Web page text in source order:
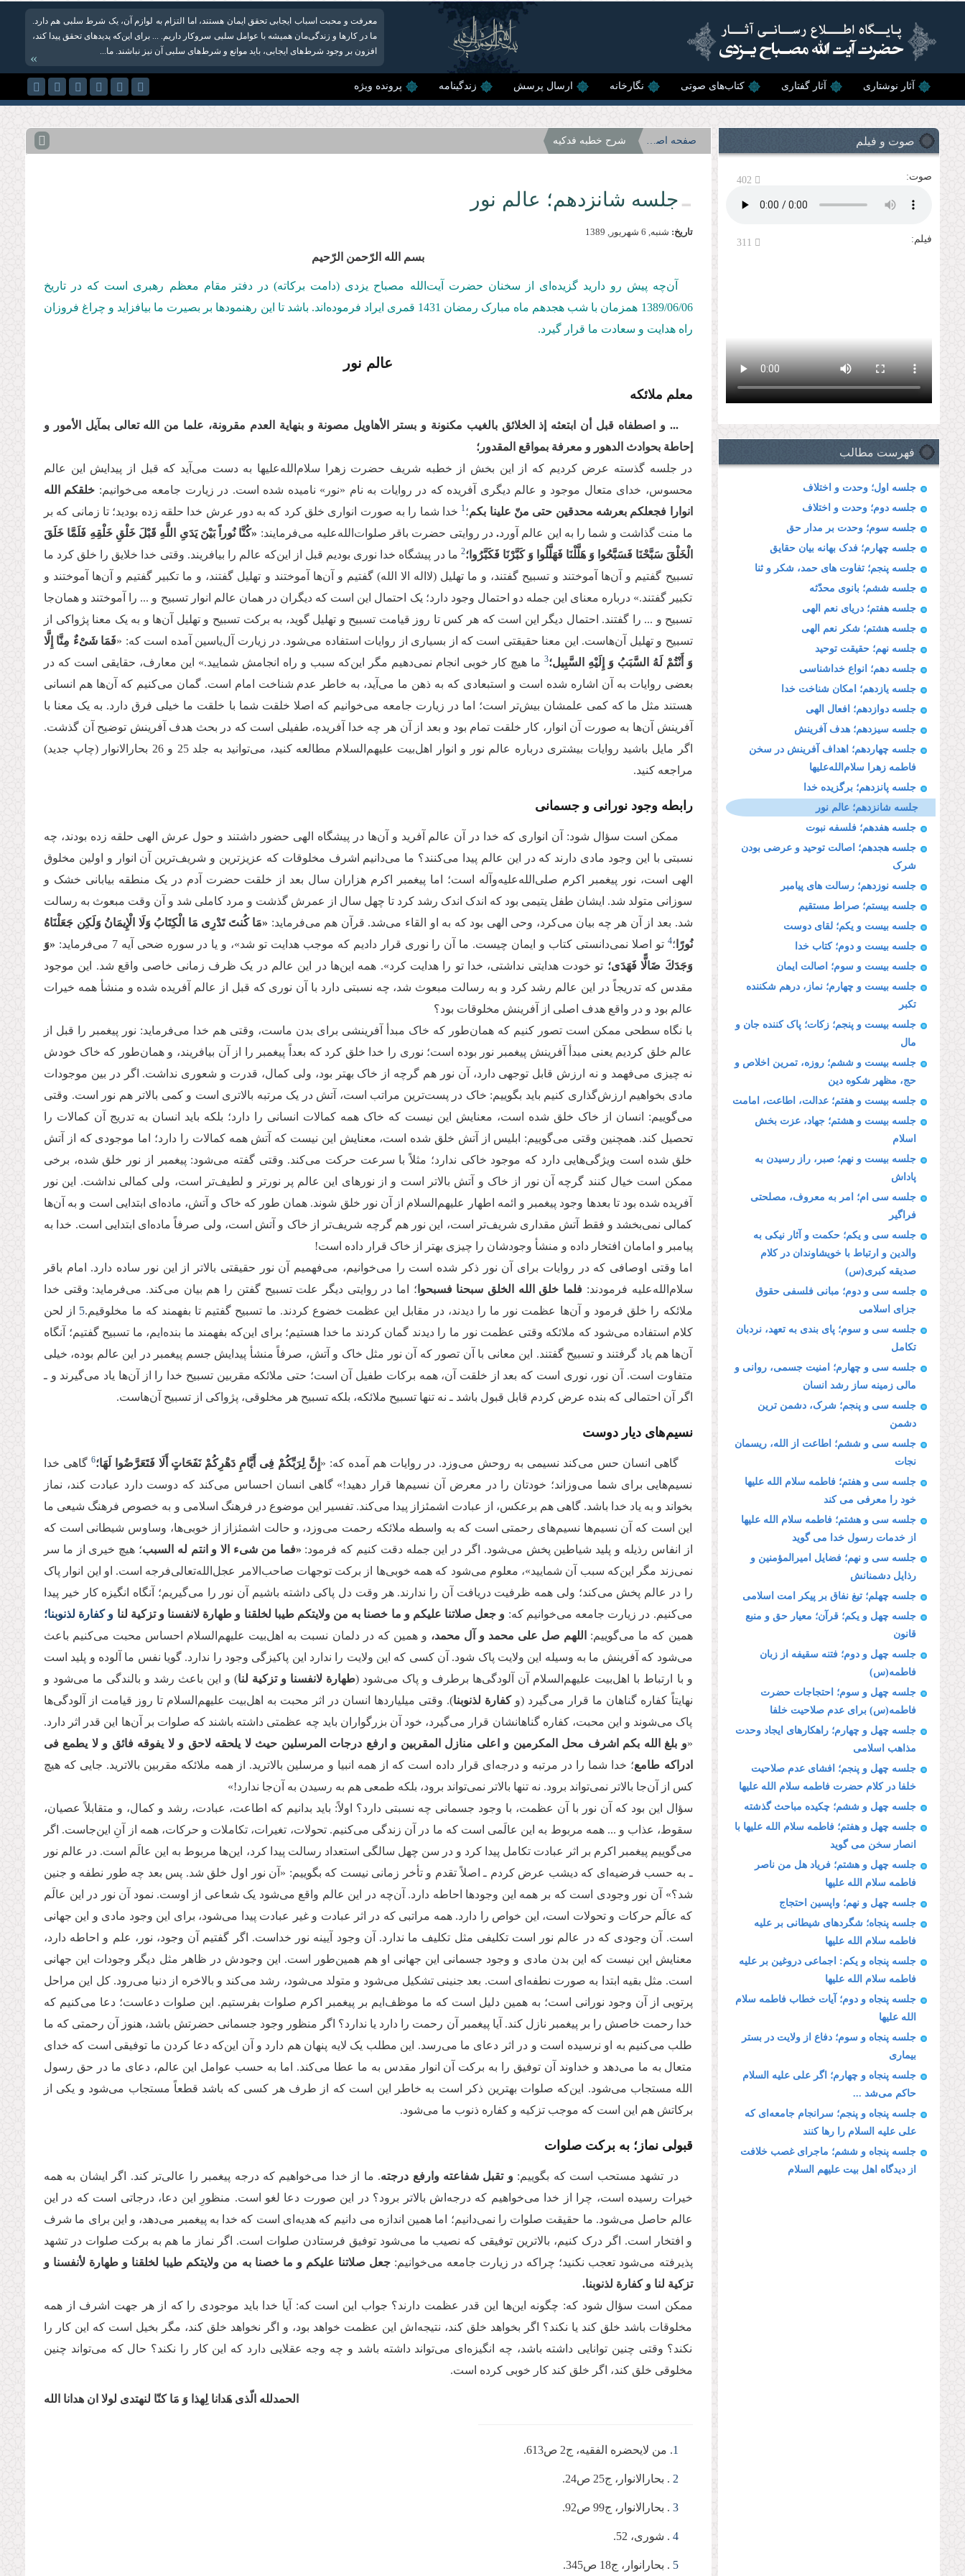
معرفت و محبت اسباب ایجابی تحقق ایمان هستند، اما التزام به لوازم آن، یک شرط سلبی هم دارد.
ما در کارها و زندگی‌مان همیشه با عوامل سلبی سروکار داریم. ... برای این‌که پدیدهای تحقق پیدا کند،
افزون بر وجود شرط‌های ایجابی، باید موانع و شرط‌های سلبی آن نیز نباشند. ما...
»
آثار نوشتاری آثار گفتاری کتاب‌های صوتی نگارخانه ارسال پرسش زندگینامه پرونده ویژه
صوت و فیلم
صوت:
فیلم:
فهرست مطالب
جلسه اول؛ وحدت و اختلاف
جلسه دوم؛ وحدت و اختلاف
جلسه سوم؛ وحدت بر مدار حق
جلسه چهارم؛ فدک بهانه بیان حقایق
جلسه پنجم؛ تفاوت های حمد، شکر و ثنا
جلسه ششم؛ بانوی محدّثه
جلسه هفتم؛ دریای نعم الهی
جلسه هشتم؛ شکر نعم الهی
جلسه نهم؛ حقیقت توحید
جلسه دهم؛ انواع خداشناسی
جلسه یازدهم؛ امکان شناخت خدا
جلسه دوازدهم؛ افعال الهی
جلسه سیزدهم؛ هدف آفرینش
جلسه چهاردهم؛ اهداف آفرینش در سخن
فاطمه زهرا‌ سلام‌الله‌علیها
جلسه پانزدهم؛ برگزیده خدا
جلسه شانزدهم؛ عالم نور
جلسه هفدهم؛ فلسفه نبوت
جلسه هجدهم؛ اصالت توحید و عرضی بودن
شرک
جلسه نوزدهم؛ رسالت های پیامبر
جلسه بیستم؛ صراط مستقیم
جلسه بیست و یکم؛ لقای دوست
جلسه بیست و دوم؛ کتاب خدا
جلسه بیست و سوم؛ اصالت ایمان
جلسه بیست و چهارم؛ نماز، درهم شکننده
تکبر
جلسه بیست و پنجم؛ زکات؛ پاک کننده جان و
مال
جلسه بیست و ششم؛ روزه، تمرین اخلاص و
حج، مظهر شکوه دین
جلسه بیست و هفتم؛ عدالت، اطاعت، امامت
جلسه بیست و هشتم؛ جهاد، عزت بخش
اسلام
جلسه بیست و نهم؛ صبر، راز رسیدن به
پاداش
جلسه سی ام؛ امر به معروف، مصلحتی
فراگیر
جلسه سی و یکم؛ حکمت و آثار نیکی به
والدین و ارتباط با خویشاوندان در کلام
صدیقه کبری(س)
جلسه سی و دوم؛ مبانی فلسفی حقوق
جزای اسلامی
جلسه سی و سوم؛ پای بندی به تعهد، نردبان
تکامل
جلسه سی و چهارم؛ امنیت جسمی، روانی و
مالی زمینه ساز رشد انسان
جلسه سی و پنجم؛ شرک، دشمن ترین
دشمن
جلسه سی و ششم؛ اطاعت از الله، ریسمان
نجات
جلسه سی و هفتم؛ فاطمه سلام الله علیها
خود را معرفی می کند
جلسه سی و هشتم؛ فاطمه سلام الله علیها
از خدمات رسول خدا می گوید
جلسه سی و نهم؛ فضایل امیرالمؤمنین و
رذایل دشمنانش
جلسه چهلم؛ تیغ نفاق بر پیکر امت اسلامی
جلسه چهل و یکم؛ قرآن؛ معیار حق و منبع
قانون
جلسه چهل و دوم؛ فتنه سقیفه از زبان
فاطمه(س)
جلسه چهل و سوم؛ احتجاجات حضرت
فاطمه(س) برای عدم صلاحیت خلفا
جلسه چهل و چهارم؛ راهکارهای ایجاد وحدت
مذاهب اسلامی
جلسه چهل و پنجم؛ افشای عدم صلاحیت
خلفا در کلام حضرت فاطمه سلام الله علیها
جلسه چهل و ششم؛ چکیده مباحث گذشته
جلسه چهل و هفتم؛ فاطمه سلام الله علیها با
انصار سخن می گوید
جلسه چهل و هشتم؛ فریاد هل من ناصر
فاطمه سلام الله علیها
جلسه چهل و نهم؛ واپسین احتجاج
جلسه پنجاه؛ شگردهای شیطانی بر علیه
فاطمه سلام الله علیها
جلسه پنجاه و یکم: اجماعی دروغین بر علیه
فاطمه سلام الله علیها
جلسه پنجاه و دوم؛ آیات خطاب فاطمه سلام
الله علیها
جلسه پنجاه و سوم؛ دفاع از ولایت در بستر
بیماری
جلسه پنجاه و چهارم؛ اگر علی علیه السلام
حاکم می‌شد ...
جلسه پنجاه و پنجم؛ سرانجام جامعه‌ای که
علی علیه السلام را رها کنند
جلسه پنجاه و ششم؛ ماجرای غصب خلافت
از دیدگاه اهل بیت علیهم السلام
صفحه اصلی شرح خطبه فدکیه
جلسه شانزدهم؛ عالم نور
تاریخ: شنبه, 6 شهريور, 1389
بسم‌ الله‌ الرّحمن‌ الرّحیم
آن‌چه پیش رو دارید گزیده‌ای از سخنان حضرت آیت‌الله مصباح یزدی (دامت بركاته) در دفتر مقام معظم رهبری است كه در تاریخ
1389/06/06
همزمان با شب هجدهم ماه مبارک رمضان 1431 قمری ایراد فرموده‌اند. باشد تا این رهنمودها بر بصیرت ما بیافزاید و چراغ فروزان
راه هدایت و سعادت ما قرار گیرد.
عالم نور
معلم ملائکه
... و اصطفاه قبل أن ابتعثه إذ الخلائق بالغیب مكنونة و بستر الأهاویل مصونة و بنهایة العدم مقرونة، علما من الله تعالى بمآیل الأمور و
إحاطة بحوادث الدهور و معرفة بمواقع المقدور؛
در جلسه گذسته عرض کردیم که از این بخش از خطبه شریف حضرت زهرا سلام‌الله‌علیها به دست می‌آید که قبل از پیدایش این عالم
محسوس، خدای متعال موجود و عالم دیگری آفریده که در روایات به نام «نور» نامیده شده است. در زیارت جامعه می‌خوانیم: خلقکم الله
انوارا فجعلکم بعرشه محدقین حتی منّ علینا بکم؛1 خدا شما را به صورت انواری خلق کرد که به دور عرش خدا حلقه زده بودید؛ تا زمانی که بر
ما منت گذاشت و شما را به این عالم آورد.در روایتی حضرت باقر صلوات‌الله‌علیه می‌فرمایند: «كُنَّا نُوراً بَیْنَ یَدَیِ اللَّهِ قَبْلَ خَلْقِ خَلْقِهِ فَلَمَّا خَلَقَ
الْخَلْقَ سَبَّحْنَا فَسَبَّحُوا وَ هَلَّلْنَا فَهَلَّلُوا وَ كَبَّرْنَا فَكَبَّرُوا؛2 ما در پیشگاه خدا نوری بودیم قبل از این‌که عالم را بیافریند. وقتی خدا خلایق را خلق کرد ما
تسبیح گفتیم و آن‌ها آموختند و تسبیح گفتند، و ما تهلیل (لااله الا الله) گفتیم و آن‌ها آموختند و تهلیل گفتند، و ما تکبیر گفتیم و آن‌ها آموختند و
تکبیر گفتند.» درباره معنای این جمله دو احتمال وجود دارد؛ یک احتمال این است که دیگران در همان عالم انوار تسبیح و ... را آموختند و همان‌جا
تسبیح و ... را گفتند. احتمال دیگر این است که هر کس تا روز قیامت تسبیح و تهلیل گوید، به برکت تسبیح و تهلیل آن‌ها و به یک معنا پژواکی از
تسبیح و تهلیل آن‌هاست. این معنا حقیقتی است که از بسیاری از روایات استفاده می‌شود. در زیارت آل‌یاسین آمده است که: «فَمَا شَیْ‏ءٌ مِنَّا إِلَّا
وَ أَنْتُمْ لَهُ السَّبَبُ وَ إِلَیْهِ السَّبِیل؛3 ما هیچ کار خوبی انجام نمی‌دهیم مگر این‌که سبب و راه انجامش شمایید.» این معارف، حقایقی است که در
بعضی روایات به آن اشاره شده است و استبعادی که به ذهن ما می‌آید، به خاطر عدم شناخت امام است. گمان می‌کنیم که آن‌ها هم انسانی
هستند مثل ما که کمی علمشان بیش‌تر است؛ اما در زیارت جامعه می‌خوانیم که اصلا خلقت شما با خلقت ما خیلی فرق دارد. به یک معنا با
آفرینش آن‌ها به صورت آن انوار، کار خلقت تمام بود و بعد از آن هر چه خدا آفریده، طفیلی است که در بحث هدف آفرینش توضیح آن گذشت.
اگر مایل باشید روایات بیشتری درباره عالم نور و انوار اهل‌بیت علیهم‌السلام مطالعه کنید، می‌توانید به جلد 25 و 26 بحارالانوار (چاپ جدید)
مراجعه کنید.
رابطه وجود نورانی و جسمانی
ممکن است سؤال شود: آن انواری که خدا در آن عالم آفرید و آن‌ها در پیشگاه الهی حضور داشتند و حول عرش الهی حلقه زده بودند، چه
نسبتی با این وجود مادی دارند که در این عالم پیدا می‌کنند؟ ما می‌دانیم اشرف مخلوقات که عزیزترین و شریف‌ترین آن انوار و اولین مخلوق
الهی است، نور پیغمبر اکرم صلی‌الله‌علیه‌وآله‌ است؛ اما پیغمبر اکرم هزاران سال بعد از خلقت حضرت آدم در یک منطقه بیابانی خشک و
سوزانی متولد شد. ایشان طفل یتیمی بود که اندک اندک رشد کرد تا چهل سال از عمرش گذشت و مرد کاملی شد و آن وقت مبعوث به رسالت
شد. بعد از آن هر چه بیان می‌کرد، وحی الهی بود که به او القاء می‌شد. قرآن هم می‌فرماید: «مَا كُنتَ تَدْرِی مَا الْكِتَابُ وَلَا الْإِیمَانُ وَلَكِن جَعَلْنَاهُ
نُورًا ؛4 تو اصلا نمی‌دانستی کتاب و ایمان چیست. ما آن را نوری قرار دادیم که موجب هدایت تو شد»، و یا در سوره ضحی آیه 7 می‌فرماید:
«وَ
وَجَدَكَ ضَالًّا فَهَدَى؛ تو خودت هدایتی نداشتی، خدا تو را هدایت کرد». همه این‌ها در این عالم در یک ظرف زمانی خاصی واقع شد. این موجود
مقدس که تدریجاً در این عالم رشد کرد و به رسالت مبعوث شد، چه نسبتی دارد با آن نوری که قبل از عالم آفریده شده و منشأ همه خیرات
عالم بود و در واقع هدف اصلی از آفرینش مخلوقات بود؟
با نگاه سطحی ممکن است تصور ‌کنیم که همان‌طور که خاک مبدأ آفرینشی برای بدن ماست، وقتی هم خدا می‌فرماید: نور پیغمبر را قبل از
عالم خلق کردیم یعنی مبدأ آفرینش پیغمبر نور بوده است؛ نوری را خدا خلق کرد که بعداً پیغمبر را از آن بیافریند، و همان‌طور که خاک خودش
نه چیزی می‌فهمد و نه ارزش قابل توجهی دارد، آن نور هم گرچه از خاک بهتر بود، ولی کمال، قدرت و شعوری نداشت. اگر در بین موجودات
مادی بخواهیم ارزش‌گذاری کنیم باید بگوییم: خاک در پست‌ترین مراتب است، آتش در یک مرتبه بالاتری است و کمی بالاتر هم نور است. وقتی
می‌گوییم: انسان از خاک خلق شده است، معنایش این نیست که خاک همه کمالات انسانی را دارد؛ بلکه باید انسان به تدریج آن کمالات را
تحصیل کند. همچنین وقتی می‌گوییم: ابلیس از آتش خلق شده است، معنایش این نیست که آتش همه کمالات را دارد؛ اما موجودی که از آتش
خلق شده است ویژگی‌هایی دارد که موجود خاکی ندارد؛ مثلاً با سرعت حرکت می‌کند. وقتی ‌گفته می‌شود: پیغمبر از نور خلق شده، برخی
ممکن است خیال کنند گرچه آن نور از خاک و آتش بالاتر است و از نورهای این عالم پر نورتر و لطیف‌تر است، ولی کمالی نداشت. این نور
آفریده شده بود تا بعدها وجود پیغمبر و ائمه اطهار علیهم‌السلام از آن نور خلق شوند. همان طور که خاک و آتش، ماده‌ای‌ ابتدایی است و به آن‌ها
کمالی نمی‌بخشد و فقط آتش مقداری شریف‌تر است، این نور هم گرچه شریف‌تر از خاک و آتش است، ولی صرفاً ماده‌ای ابتدایی است. خدا به
پیامبر و امامان افتخار داده و منشأ وجودشان را چیزی بهتر از خاک قرار داده است!
اما وقتی اوصافی که در روایات برای آن نور ذکر شده است را می‌خوانیم، می‌فهمیم آن نور حقیقتی بالاتر از این نور ساده دارد. امام باقر
سلام‌الله‌علیه فرمودند: فلما خلق الله الخلق سبحنا فسبحوا ؛ اما در روایتی دیگر علت تسبیح گفتن را هم بیان می‌کند. می‌فرماید: وقتی خدا
ملائکه را خلق فرمود و آن‌ها عظمت نور ما را دیدند، در مقابل این عظمت خضوع کردند. ما تسبیح گفتیم تا بفهمند که ما مخلوقیم.5 از لحن
کلام استفاده می‌شود که ملائکه وقتی عظمت نور ما را دیدند گمان کردند ما خدا هستیم؛ برای این‌که بفهمند ما بنده‌ایم، ما تسبیح گفتیم؛ آنگاه
آن‌ها هم یاد گرفتند و تسبیح گفتند. این معانی با آن تصور که آن نور مثل خاک و آتش، صرفاً منشأ پیدایش جسم پیغمبر در این عالم بوده، خیلی
متفاوت است. آن نور، نوری است که بعد از خلقت آن، همه برکات طفیل آن است؛ حتی ملائکه مقربین تسبیح خدا را از آن‌ها یاد می‌گیرند و ـ
اگر آن احتمالی که بنده عرض کردم قابل قبول باشد ـ نه تنها تسبیح ملائکه، بلکه تسبیح هر مخلوقی، پژواکی از تسبیح آن‌هاست.
نسیم‌های دیار دوست
گاهی انسان حس می‌کند نسیمی به روحش می‌وزد. در روایات هم آمده که: « إِنَّ لِرَبِّكُمْ فِی أَیَّامِ دَهْرِكُمْ نَفَحَاتٍ أَلَا فَتَعَرَّضُوا لَهَا؛6 گاهی خدا
نسیم‌هایی برای شما می‌وزاند؛ خودتان را در معرض آن نسیم‌ها قرار دهید!» گاهی انسان احساس می‌کند که دوست دارد عبادت کند، نماز
بخواند و به یاد خدا باشد. گاهی هم برعکس، از عبادت اشمئزاز پیدا می‌کند. تفسیر این موضوع در فرهنگ اسلامی و به خصوص فرهنگ شیعی ما
این است که آن نسیم‌ها نسیم‌های رحمتی است که به واسطه ملائکه رحمت می‌وزد، و حالت اشمئزاز از خوبی‌ها، وساوس شیطانی است که
از انفاس رذیله و پلید شیاطین پخش می‌شود. اگر در این جمله دقت کنیم که فرمود: «فما من شیء الا و انتم له السبب؛ هیچ خیری از ما سر
نمی‌زند مگر این‌که سبب آن شمایید»، معلوم می‌شود که همه خوبی‌ها از برکت توجهات صاحب‌الامر عجل‌الله‌تعالی‌فرجه است. او این انوار پاک
را در عالم پخش می‌کند؛ ولی همه ظرفیت دریافت آن را ندارند. هر وقت دل پاکی داشته باشیم آن نور را می‌گیریم؛ آنگاه انگیزه کار خیر پیدا
می‌کنیم. در زیارت جامعه می‌خوانیم که: و جعل صلاتنا علیکم و ما خصنا به من ولایتکم طیبا لخلقنا و طهارة لانفسنا و تزکیة لنا و کفارة لذنوبنا؛
همین که ما می‌گوییم:
اللهم صل علی محمد و آل محمد، و همین که در دلمان نسبت به اهل‌بیت علیهم‌السلام احساس محبت می‌کنیم باعث
می‌شود که آفرینش ما به وسیله این ولایت پاک شود. آن کسی که این ولایت را ندارد این پاکیزگی وجود را ندارد. گویا نفس ما آلوده و پلید است
و با ارتباط با اهل‌بیت علیهم‌السلام آن آلودگی‌ها برطرف و پاک می‌شود (طهارة لانفسنا و تزکیة لنا) و این باعث رشد و بالندگی ما می‌شود و
نهایتاً کفاره گناهان ما قرار می‌گیرد (وکفارة لذنوبنا). وقتی میلیاردها انسان در اثر محبت به اهل‌بیت علیهم‌السلام تا روز قیامت از آلودگی‌ها
پاک می‌شوند و این محبت، کفاره گناهانشان قرار می‌گیرد، خود آن بزرگواران باید چه عظمتی داشته باشند که صلوات بر آن‌ها این قدر اثر دارد.
«و بلغ الله بکم اشرف محل المکرمین و اعلی منازل المقربین و ارفع درجات المرسلین حیث لا یلحقه لاحق و لا یفوقه فائق و لا یطمع فی
ادراکه طامع؛ خدا شما را در مرتبه و درجه‌ای قرار داده است که از همه انبیا و مرسلین بالاترید. از همه ملائکه مقربین بالاترید. جایی که هیچ
کس از آن‌جا بالاتر نمی‌تواند برود. نه تنها بالاتر نمی‌تواند برود، بلکه طمعی هم به رسیدن به آن‌جا ندارد!»
سؤال این بود که آن نور با آن عظمت، با وجود جسمانی چه نسبتی دارد؟ اولاً: باید بدانیم که اطاعت، عبادت، رشد و کمال، و متقابلاً عصیان،
سقوط، عذاب و ... همه مربوط به این عالَمی است که ما در آن زندگی می‌کنیم. تحولات، تغیرات، تکاملات و حرکات، همه از آنِ این‌جاست. اگر
می‌گوییم پیغمبر اکرم بر اثر عبادت تکامل پیدا کرد و در سن چهل سالگی استعداد رسالت پیدا کرد، این‌ها مربوط به این عالَم است. در عالم نور
ـ به حسب فرضیه‌ای که دیشب عرض کردم ـ اصلاً تقدم و تأخر زمانی نیست که بگوییم: «آن نور اول خلق شد. پس بعد چه طور نطفه و جنین
شد؟» آن نور وجودی است که بر همه این وجود‌ها احاطه دارد. آن‌چه در این عالم واقع می‌شود یک شعاعی از اوست. نمود آن نور در این عالَم
که عالَم حرکات و تحولات است، این خواص را دارد. همه مراتبی که در اثر عبادت و غیر عبادت پیدا می‌شود، برای این وجود مادی و این جهانی
است. آن وجودی که در عالم نور است تکلیفی مثل تکلیف ما ندارد. آن وجود آیینه نور خداست. اگر گفتیم آن وجود، نور، علم و احاطه دارد،
معنایش این نیست که این بدن مادی و وجود جسمانی این‌ جهانی او هم همین‌طور است. این وجودش در ظاهر مثل دیگر وجودات این جهانی
است. مثل بقیه ابتدا به صورت نطفه‌ای است. بعد جنینی تشکیل می‌شود و متولد می‌شود، رشد می‌کند و بالاخره از دنیا می‌رود. کل این مراحل
پرتویی از آن وجود نورانی است؛ به همین دلیل است که ما موظف‌ایم بر پیغمبر اکرم صلوات بفرستیم. این صلوات دعاست؛ دعا می‌کنیم که
خدا رحمت خاصش را بر پیغمبر نازل کند. آیا پیغمبر آن رحمت را دارد یا ندارد؟ اگر منظور وجود جسمانی حضرتش باشد، هنوز آن رحمتی که ما
طلب می‌کنیم به او نرسیده است و در اثر دعای ما می‌رسد. این مطلب یک لایه پنهان هم دارد و آن این‌که دعا کردن ما توفیقی است که خدای
متعال به ما می‌دهد و خداوند آن توفیق را به برکت آن انوار مقدس به ما عطا می‌کند. اما به حسب عوامل این عالم، دعای ما در حق رسول
الله مستجاب می‌شود. این‌که صلوات بهترین ذکر است به خاطر این است که از طرف هر کسی که باشد قطعاً مستجاب می‌شود و یکی از
برکاتش هم این است که موجب تزکیه و کفاره ذنوب ما می‌شود.
قبولی نماز؛ به برکت صلوات
در تشهد مستحب است که بگوییم:و تقبل شفاعته وارفع درجته. ما از خدا می‌خواهیم که درجه پیغمبر را عالی‌تر کند. اگر ایشان به همه
خیرات رسیده است، چرا از خدا می‌خواهیم که درجه‌اش بالاتر برود؟ در این صورت دعا لغو است. منظورِ این دعا، درجاتی است که در این
عالم حاصل می‌شود. ما حقیقت صلوات را نمی‌دانیم؛ اما همین اندازه می دانیم که هدیه‌ای است که خدا به پیغمبر می‌دهد، و این برای ما شرف
و افتخار است. اگر درک کنیم، بالاترین توفیقی که نصیب ما می‌شود توفیق فرستادن صلوات است. اگر نماز ما هم به برکت صلوات در تشهد
پذیرفته می‌شود تعجب نکنید؛ چراکه در زیارت جامعه می‌خوانیم:جعل صلاتنا علیكم و ما خصنا به من ولایتكم طیبا لخلقنا و طهارة لأنفسنا و
تزكیة لنا و كفارة لذنوبنا.
ممکن است سؤال شود که: چگونه این‌ها این قدر عظمت دارند؟ جواب این است که: آیا خدا باید موجودی را که از هر جهت اشرف از همه
مخلوقات باشد خلق کند یا نکند؟ اگر بخواهد خلق کند، نتیجه‌اش این عظمت خواهد بود، و اگر نخواهد خلق کند، مگر بخیل است که این کار را
نکند؟ وقتی چنین توانایی داشته باشد، چه انگیزه‌ای می‌تواند داشته باشد و چه وجه عقلایی دارد که این کار را نکند؟ حال که می‌تواند چنین
مخلوقی خلق کند، اگر خلق کند کار خوبی کرده است.
الحمدلله الّذی هَدانا لِهذا وَ مَا کنّا لنهتدی لولا ان هدانا الله
1. من لایحضره الفقیه، ج2 ص613.
2 . بحارالانوار، ج25 ص24.
3 . بحارالانوار، ج99 ص92.
4 . شوری، 52.
5 . بحارانوار، ج18 ص345.